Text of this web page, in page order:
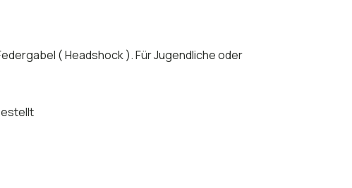
( Headshock ). Für Jugendliche oder